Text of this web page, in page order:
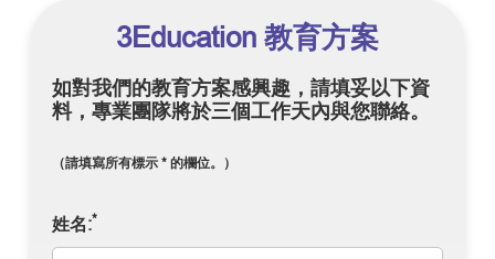
3Education 教育方案
如對我們的教育方案感興趣，請填妥以下資
料，專業團隊將於三個工作天內與您聯絡。
（請填寫所有標示 * 的欄位。）
姓名:*